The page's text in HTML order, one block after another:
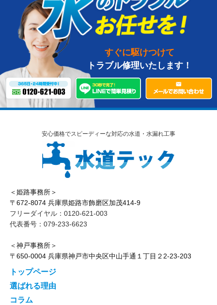
すぐに駆けつけて
トラブル修理いたします！
安心価格でスピーディーな対応の水道・水漏れ工事
＜姫路事務所＞
〒672-8074 兵庫県姫路市飾磨区加茂414-9
フリーダイヤル：0120-621-003
代表番号：079-233-6623
＜神戸事務所＞
〒650-0004 兵庫県神戸市中央区中山手通１丁目２2-23-203
トップページ
選ばれる理由
コラム